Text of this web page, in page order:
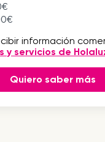
información
y servicios de
Quiero saber más